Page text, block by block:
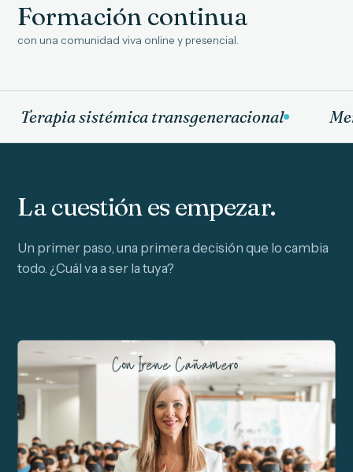
Formación continua
con una comunidad viva online y presencial.
Terapia sistémica transgeneracional
La cuestión es empezar.
Un primer paso, una primera decisión que lo cambia
todo. ¿Cuál va a ser la tuya?